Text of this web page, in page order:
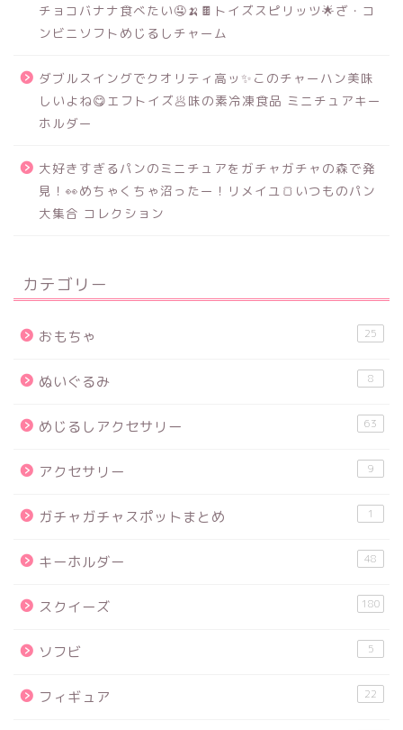
チョコバナナ食べたい🤤🍌🍫トイズスピリッツ🌟ざ・コ
ンビニソフトめじるしチャーム
ダブルスイングでクオリティ高ッ✨このチャーハン美味
しいよね😋エフトイズ🥟味の素冷凍食品 ミニチュアキー
ホルダー
大好きすぎるパンのミニチュアをガチャガチャの森で発
見！👀めちゃくちゃ沼ったー！リメイユ🍞いつものパン
大集合 コレクション
カテゴリー
おもちゃ 25
ぬいぐるみ 8
めじるしアクセサリー 63
アクセサリー 9
ガチャガチャスポットまとめ 1
キーホルダー 48
スクイーズ 180
ソフビ 5
フィギュア 22